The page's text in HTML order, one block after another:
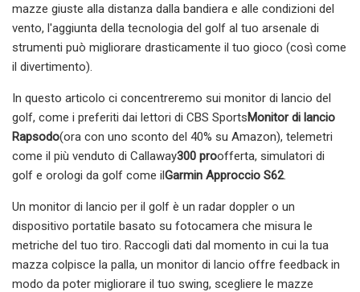
mazze giuste alla distanza dalla bandiera e alle condizioni del
vento, l'aggiunta della tecnologia del golf al tuo arsenale di
strumenti può migliorare drasticamente il tuo gioco (così come
il divertimento).
In questo articolo ci concentreremo sui monitor di lancio del
golf, come i preferiti dai lettori di CBS SportsMonitor di lancio
Rapsodo(ora con uno sconto del 40% su Amazon), telemetri
come il più venduto di Callaway300 proofferta, simulatori di
golf e orologi da golf come ilGarmin Approccio S62.
Un monitor di lancio per il golf è un radar doppler o un
dispositivo portatile basato su fotocamera che misura le
metriche del tuo tiro. Raccogli dati dal momento in cui la tua
mazza colpisce la palla, un monitor di lancio offre feedback in
modo da poter migliorare il tuo swing, scegliere le mazze